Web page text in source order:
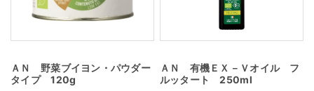
ＡＮ 野菜ブイヨン・パウダー
タイプ 120g
ＡＮ 有機ＥＸ－Ｖオイル フ
ルッタート 250ml